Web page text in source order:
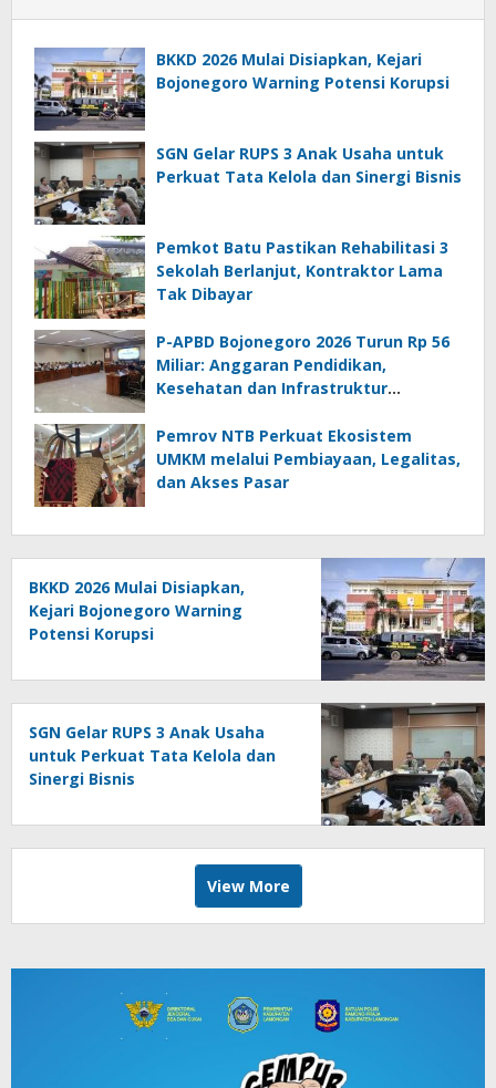
BKKD 2026 Mulai Disiapkan, Kejari
Bojonegoro Warning Potensi Korupsi
SGN Gelar RUPS 3 Anak Usaha untuk
Perkuat Tata Kelola dan Sinergi Bisnis
Pemkot Batu Pastikan Rehabilitasi 3
Sekolah Berlanjut, Kontraktor Lama
Tak Dibayar
P-APBD Bojonegoro 2026 Turun Rp 56
Miliar: Anggaran Pendidikan,
Kesehatan dan Infrastruktur
Pemrov NTB Perkuat Ekosistem
UMKM melalui Pembiayaan, Legalitas,
dan Akses Pasar
BKKD 2026 Mulai Disiapkan,
Kejari Bojonegoro Warning
Potensi Korupsi
SGN Gelar RUPS 3 Anak Usaha
untuk Perkuat Tata Kelola dan
Sinergi Bisnis
View More